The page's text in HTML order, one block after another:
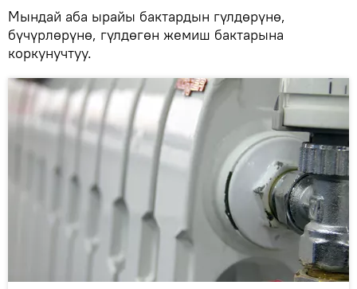
Мындай аба ырайы бактардын гүлдөрүнө,
бүчүрлөрүнө, гүлдөгөн жемиш бактарына
коркунучтуу.